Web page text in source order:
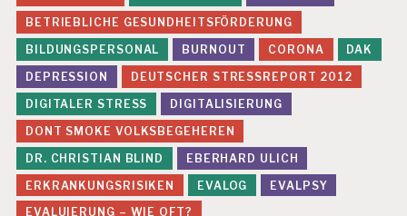
BETRIEBLICHE GESUNDHEITSFÖRDERUNG
BILDUNGSPERSONAL
BURNOUT CORONA
DAK
DEPRESSION
DEUTSCHER STRESSREPORT 2012
DIGITALER STRESS
DIGITALISIERUNG
DONT SMOKE VOLKSBEGEHEREN
DR. CHRISTIAN BLIND
EBERHARD ULICH
ERKRANKUNGSRISIKEN
EVALOG
EVALPSY
EVALUIERUNG – WIE OFT?